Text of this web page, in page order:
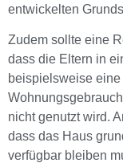
entwickelten
Zudem sollte eine
dass die Eltern in
beispielsweise
nicht genutzt wird.
dass das Haus
verfügbar bleiben